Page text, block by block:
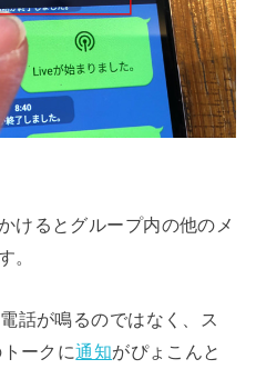
けるとグループ内の他のメ
。
話が鳴るのではなく、ス
ークに通知がぴょこんと